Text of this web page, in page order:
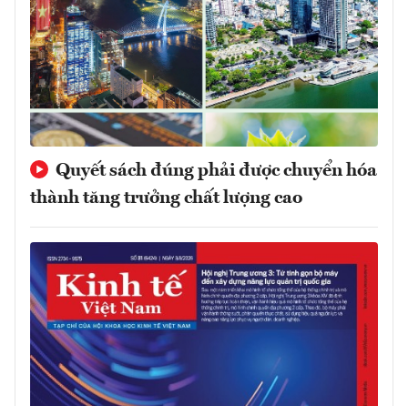
Quyết sách đúng phải được chuyển hóa
thành tăng trưởng chất lượng cao